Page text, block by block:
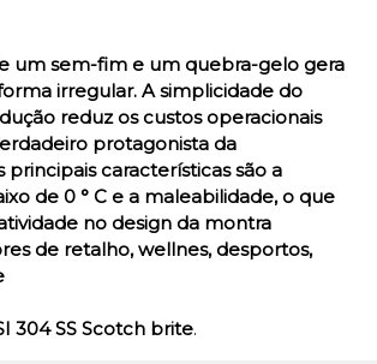
um sem-fim e um quebra-gelo gera
irregular. A simplicidade do
reduz os custos operacionais
protagonista da
principais características são a
de 0 ° C e a maleabilidade, o que
no design da montra
de retalho, wellnes, desportos,
304 SS Scotch brite.